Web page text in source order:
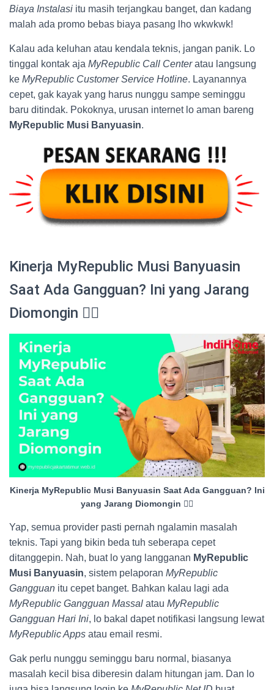
Biaya Instalasi itu masih terjangkau banget, dan kadang
malah ada promo bebas biaya pasang lho wkwkwk!
Kalau ada keluhan atau kendala teknis, jangan panik. Lo
tinggal kontak aja MyRepublic Call Centeratau langsung
ke MyRepublic Customer Service Hotline. Layanannya
cepet, gak kayak yang harus nunggu sampe seminggu
baru ditindak. Pokoknya, urusan internet lo aman bareng
MyRepublic Musi Banyuasin.
Kinerja MyRepublic Musi Banyuasin
Saat Ada Gangguan? Ini yang Jarang
Diomongin 😮‍💨
Kinerja MyRepublic Musi Banyuasin Saat Ada Gangguan? Ini
yang Jarang Diomongin 😮‍💨
Yap, semua provider pasti pernah ngalamin masalah
teknis. Tapi yang bikin beda tuh seberapa cepet
ditanggepin. Nah, buat lo yang langganan MyRepublic
Musi Banyuasin, sistem pelaporan MyRepublic
Gangguan itu cepet banget. Bahkan kalau lagi ada
MyRepublic Gangguan Massal atau MyRepublic
Gangguan Hari Ini, lo bakal dapet notifikasi langsung lewat
MyRepublic Apps atau email resmi.
Gak perlu nunggu seminggu baru normal, biasanya
masalah kecil bisa diberesin dalam hitungan jam. Dan lo